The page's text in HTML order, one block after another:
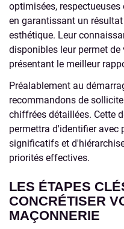
optimisées,
en garantissant un
esthétique. Leur
disponibles leur permet
présentant le meilleur
Préalablement au
recommandons de
chiffrées détaillées. Cette
permettra d'identifier avec
significatifs et
priorités effectives.
LES ÉTAPES
CONCRÉTISER
MAÇONNERIE